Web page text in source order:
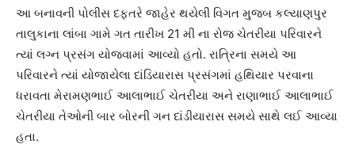
આ બનાવની પોલીસ દફતરે જાહેર થયેલી વિગત મુજબ કલ્યાણપુર
તાલુકાના લાંબા ગામે ગત તારીખ 21 મી ના રોજ ચેતરીયા પરિવારને
ત્યાં લગ્ન પ્રસંગ યોજવામાં આવ્યો હતો. રાત્રિના સમયે આ
પરિવારને ત્યાં યોજાયેલા દાંડિયારાસ પ્રસંગમાં હથિયાર પરવાના
ધરાવતા મેરામણભાઈ આલાભાઈ ચેતરીયા અને રાણાભાઈ આલાભાઈ
ચેતરીયા તેઓની બાર બોરની ગન દાંડીયારાસ સમયે સાથે લઈ આવ્યા
હતા.